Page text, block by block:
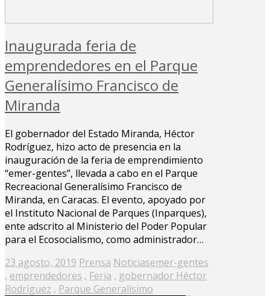
Inaugurada feria de
emprendedores en el Parque
Generalísimo Francisco de
Miranda
El gobernador del Estado Miranda, Héctor
Rodríguez, hizo acto de presencia en la
inauguración de la feria de emprendimiento
“emer-gentes”, llevada a cabo en el Parque
Recreacional Generalísimo Francisco de
Miranda, en Caracas. El evento, apoyado por
el Instituto Nacional de Parques (Inparques),
ente adscrito al Ministerio del Poder Popular
para el Ecosocialismo, como administrador…
Posted
on
23 agosto, 2019 Prensa Noticiasemer-gentes
, emprendedores , Feria , gobernador Héctor
Rodríguez , Parque Generalísimo